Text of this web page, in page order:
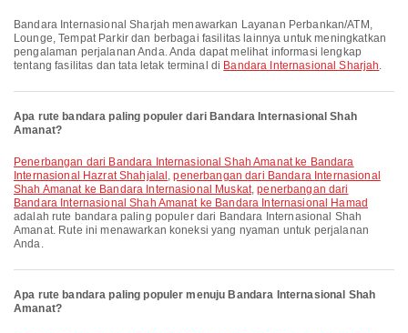
Bandara Internasional Sharjah menawarkan Layanan Perbankan/ATM,
Lounge, Tempat Parkir dan berbagai fasilitas lainnya untuk meningkatkan
pengalaman perjalanan Anda. Anda dapat melihat informasi lengkap
tentang fasilitas dan tata letak terminal di Bandara Internasional Sharjah.
Apa rute bandara paling populer dari Bandara Internasional Shah
Amanat?
penerbangan dari Bandara Internasional Shah Amanat ke Bandara
Internasional Hazrat Shahjalal ,penerbangan dari Bandara Internasional
Shah Amanat ke Bandara Internasional Muskat,penerbangan dari
Bandara Internasional Shah Amanat ke Bandara Internasional Hamad
adalah rute bandara paling populer dari Bandara Internasional Shah
Amanat. Rute ini menawarkan koneksi yang nyaman untuk perjalanan
Anda.
Apa rute bandara paling populer menuju Bandara Internasional Shah
Amanat?